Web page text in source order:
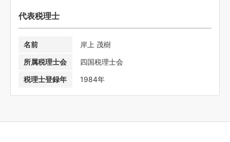
代表税理士
名前
岸上 茂樹
所属税理士会
四国税理士会
税理士登録年
1984年